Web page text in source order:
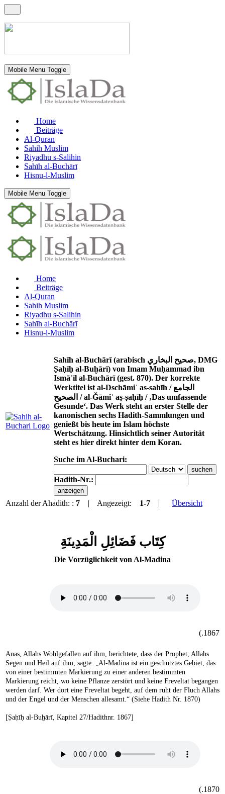
Mobile Menu Toggle
Home
Beiträge
Al-Quran
Sahih Muslim
Riyadhu s-Salihin
Sahīh al-Buchārī
Hisnu-l-Muslim
Mobile Menu Toggle
Home
Beiträge
Al-Quran
Sahih Muslim
Riyadhu s-Salihin
Sahīh al-Buchārī
Hisnu-l-Muslim
Sahīh al-Buchārī (arabisch صحيح البخاري, DMG
Ṣaḥīḥ al-Buḫārī) von Imam Muḥammad ibn
Ismāʿīl al-Buchārī (gest. 870). Der korrekte
Werktitel ist al-Dschāmiʿ as-sahīh / الجامع
الصحيح / al-Ǧāmiʿ aṣ-ṣaḥīḥ / ‚Das umfassende
Gesunde‘. Das Werk steht an erster Stelle der
kanonischen sechs Hadith-Sammlungen und
genießt bis heute im Islam höchste
Wertschätzung. Hinsichtlich seiner Autorität
steht es hier direkt hinter dem Koran.
Suche im Al-Buchari:
Hadith-Nr.:
Anzahl der Ahadith: : 7 | Angezeigt: 1-7 | Übersicht
كِتَاب فَضَائِلِ الْمَدِينَةِ
Die Vorzüglichkeit von Al-Madina
1867.)
Anas, Allahs Wohlgefallen auf ihm, berichtete, dass der Prophet, Allahs
Segen und Heil auf ihm, sagte: „Al-Madina ist ein geschütztes Gebiet, das
von einer bestimmten Markierung zu einer anderen bestimmten
Markierung reicht, wo keine Pflanze zerstört und keine Freveltat begangen
werden darf. Wer dort eine Freveltat begeht, auf dem ruht der Fluch Allahs
und der Engel und der Menschen allesamt.“ (Siehe Hadith Nr. 1870)
[Ṣaḥīḥ al-Buḫārī, Kapitel 27/Hadithnr. 1867]
1870.)